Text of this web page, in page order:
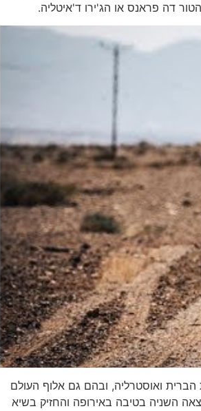
דה פראנס או הג'ירו ד'איטליה.
ואוסטרליה, ובהם גם אלוף העולם
השניה בטיבה באירופה והחזיק בשיא